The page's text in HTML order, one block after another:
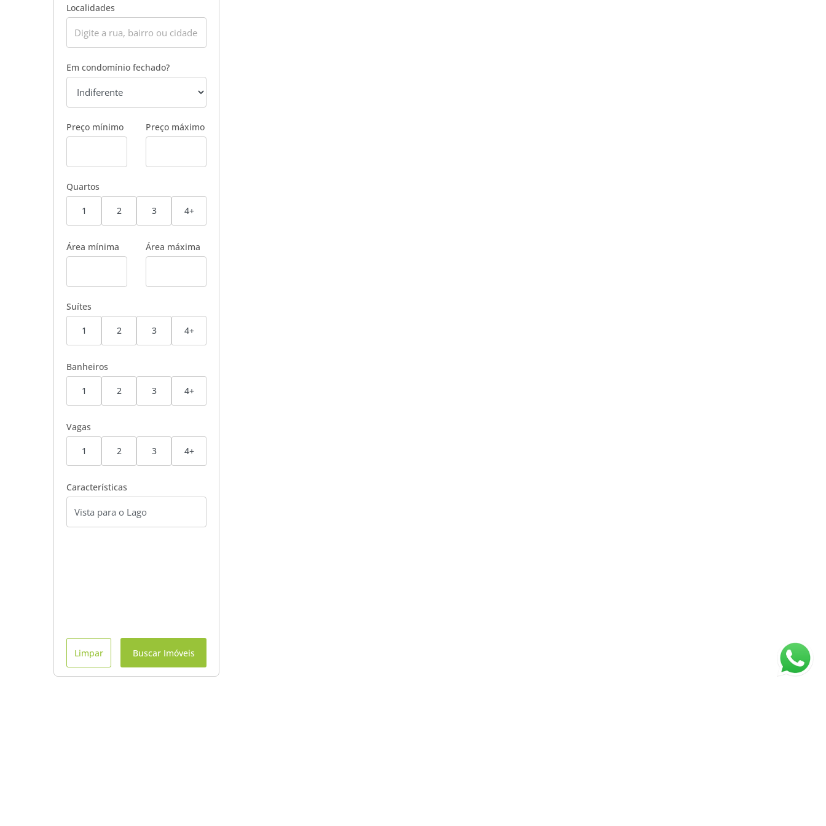
Localidades
Em condomínio fechado?
Preço mínimo Preço máximo
Quartos
1 2 3 4+
Área mínima Área máxima
Suítes
1 2 3 4+
Banheiros
1 2 3 4+
Vagas
1 2 3 4+
Características
Limpar Buscar Imóveis